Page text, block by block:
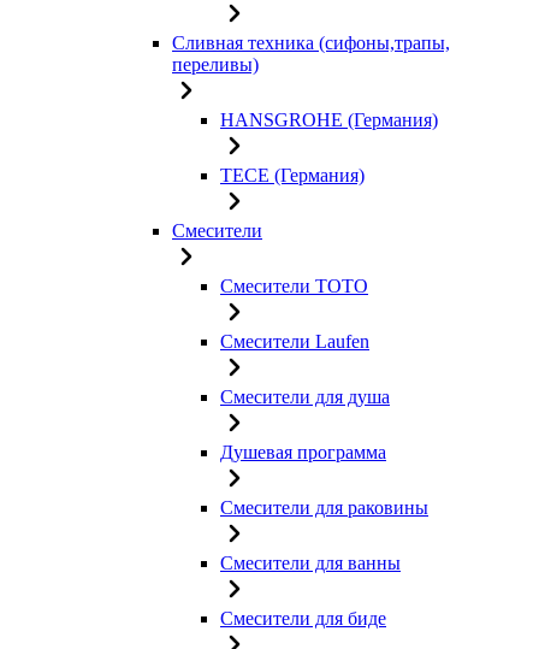
Сливная техника (сифоны,трапы,
переливы)
HANSGROHE (Германия)
TECE (Германия)
Смесители
Смесители TOTO
Смесители Laufen
Смесители для душа
Душевая программа
Смесители для раковины
Смесители для ванны
Смесители для биде